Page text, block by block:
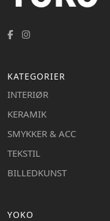
KATEGORIER
INTERIØR
KERAMIK
SMYKKER & ACC
TEKSTIL
BILLEDKUNST
YOKO